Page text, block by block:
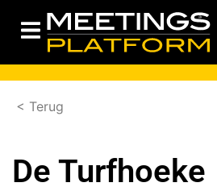
< Terug
De Turfhoeke